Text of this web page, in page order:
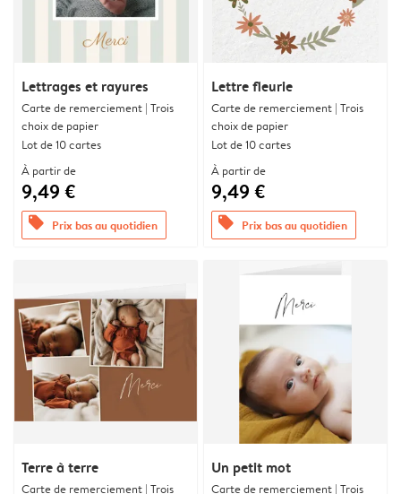
Lettrages et rayures
Carte de remerciement | Trois
choix de papier
Lot de 10 cartes
À partir de
9,49 €
offers Prix bas au quotidien
Lettre fleurie
Carte de remerciement | Trois
choix de papier
Lot de 10 cartes
À partir de
9,49 €
offers Prix bas au quotidien
Terre à terre
Carte de remerciement | Trois
Un petit mot
Carte de remerciement | Trois